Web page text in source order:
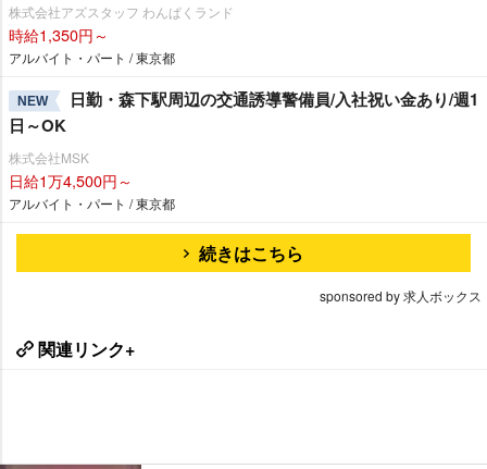
株式会社アズスタッフ わんぱくランド
時給1,350円～
アルバイト・パート / 東京都
NEW
日勤・森下駅周辺の交通誘導警備員/入社祝い金あり/週1
日～OK
株式会社MSK
日給1万4,500円～
アルバイト・パート / 東京都
続きはこちら
sponsored by 求人ボックス
関連リンク+